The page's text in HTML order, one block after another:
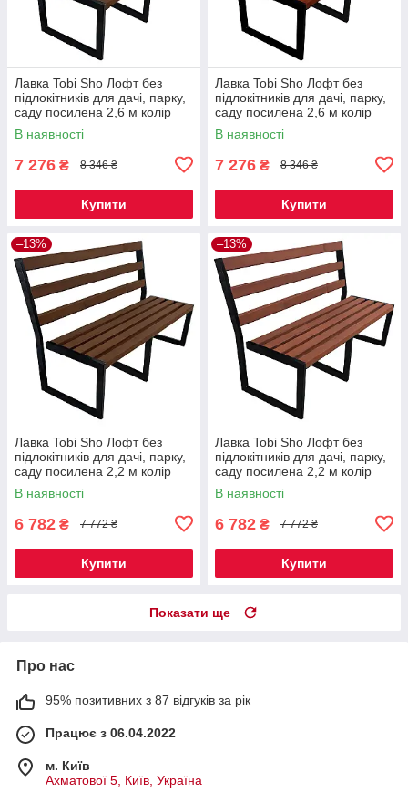
Лавка Tobi Sho Лофт без
підлокітників для дачі, парку,
саду посилена 2,6 м колір
горіх
В наявності
7 276 ₴ 8 346 ₴
Купити
Лавка Tobi Sho Лофт без
підлокітників для дачі, парку,
саду посилена 2,6 м колір
махагоній
В наявності
7 276 ₴ 8 346 ₴
Купити
–13%
Лавка Tobi Sho Лофт без
підлокітників для дачі, парку,
саду посилена 2,2 м колір
горіх
В наявності
6 782 ₴ 7 772 ₴
Купити
–13%
Лавка Tobi Sho Лофт без
підлокітників для дачі, парку,
саду посилена 2,2 м колір
черешня
В наявності
6 782 ₴ 7 772 ₴
Купити
Показати ще
Про нас
95% позитивних з 87 відгуків за рік
Працює з 06.04.2022
м. Київ
Ахматової 5, Київ, Україна